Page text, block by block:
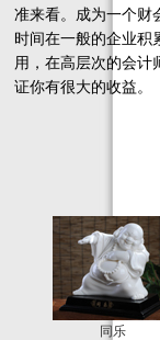
准来看。成为一个财
时间在一般的企业积
用，在高层次的会计
证你有很大的收益。
同乐